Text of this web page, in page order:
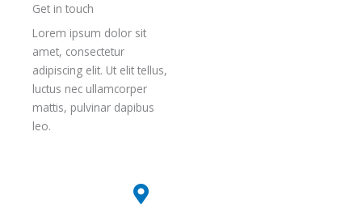
Get in touch
Lorem ipsum dolor sit
amet, consectetur
adipiscing elit. Ut elit tellus,
luctus nec ullamcorper
mattis, pulvinar dapibus
leo.